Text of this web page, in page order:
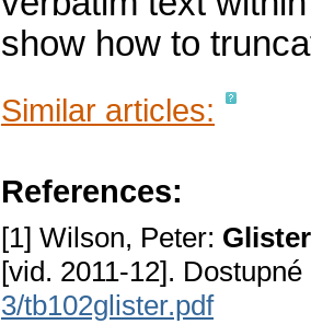
show how to
Similar articles:
References:
[1] Wilson, Peter:
[vid. 2011-12].
3/tb102glister.pdf